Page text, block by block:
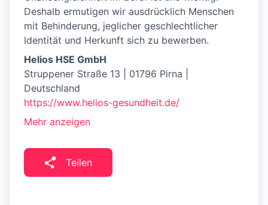
Deshalb ermutigen wir ausdrücklich Menschen
mit Behinderung, jeglicher geschlechtlicher
Identität und Herkunft sich zu bewerben.
Helios HSE GmbH
Struppener Straße 13 | 01796 Pirna |
Deutschland
https://www.helios-gesundheit.de/
Mehr anzeigen
Teilen